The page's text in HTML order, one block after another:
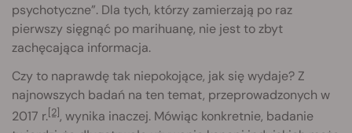
psychotyczne”. Dla tych, którzy zamierzają po raz
pierwszy sięgnąć po marihuanę, nie jest to zbyt
zachęcająca informacja.
Czy to naprawdę tak niepokojące, jak się wydaje? Z
najnowszych badań na ten temat, przeprowadzonych w
2017 r.[2], wynika inaczej. Mówiąc konkretnie, badanie